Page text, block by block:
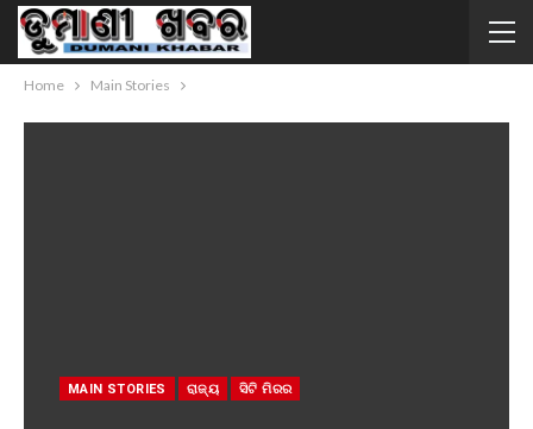
Home Main Stories
MAIN STORIES ରାଜ୍ୟ ସିଟି ମିରର